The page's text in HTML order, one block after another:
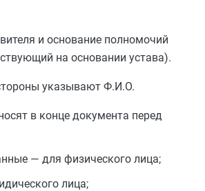
и основание полномочий
на основании устава).
указывают Ф.И.О.
в конце документа перед
— для физического лица;
лица;